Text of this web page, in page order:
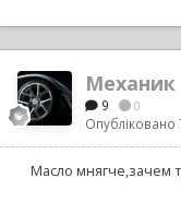
Механик
9 0
Опубліковано
Масло мнягче,зачем